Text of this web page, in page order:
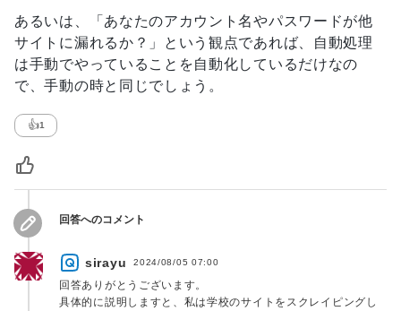
あるいは、「あなたのアカウント名やパスワードが他
サイトに漏れるか？」という観点であれば、自動処理
は手動でやっていることを自動化しているだけなの
で、手動の時と同じでしょう。
👍1
回答へのコメント
sirayu 2024/08/05 07:00
回答ありがとうございます。
具体的に説明しますと、私は学校のサイトをスクレイピングし